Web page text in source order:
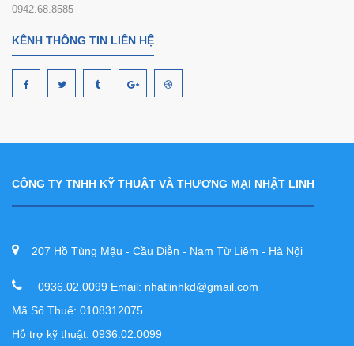
0942.68.8585
KÊNH THÔNG TIN LIÊN HỆ
CÔNG TY TNHH KỸ THUẬT VÀ THƯƠNG MẠI NHẬT LINH
207 Hồ Tùng Mậu - Cầu Diễn - Nam Từ Liêm - Hà Nội
0936.02.0099 Email: nhatlinhkd@gmail.com
Mã Số Thuế: 0108312075
Hỗ trợ kỹ thuật: 0936.02.0099